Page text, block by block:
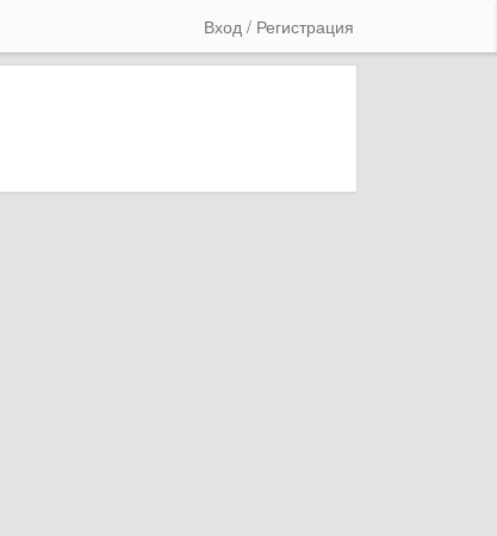
Вход / Регистрация